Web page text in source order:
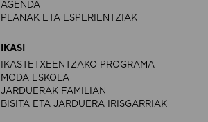
AGENDA
PLANAK ETA ESPERIENTZIAK
IKASI
IKASTETXEENTZAKO PROGRAMA
MODA ESKOLA
JARDUERAK FAMILIAN
BISITA ETA JARDUERA IRISGARRIAK